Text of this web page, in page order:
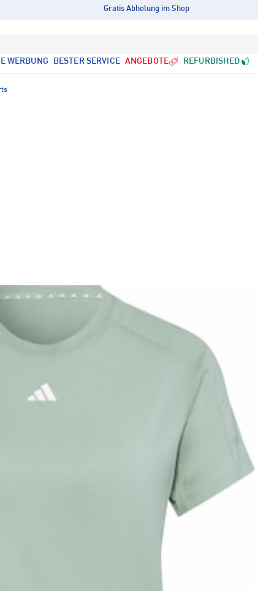
Gratis Abholung im Shop
WERBUNG BESTER SERVICE ANGEBOTE REFURBISHED